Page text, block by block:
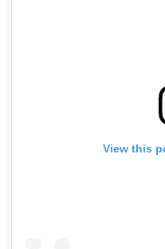
View this